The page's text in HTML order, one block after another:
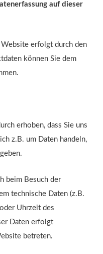
auf dieser
erfolgt durch den
können Sie dem
erhoben, dass Sie uns
z.B. um Daten handeln,
beim Besuch der
technische Daten (z.B.
Uhrzeit des
Daten erfolgt
betreten.